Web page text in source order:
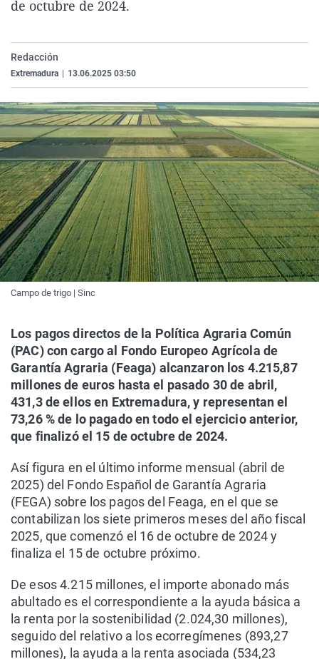
Operación Viuda
Navarra
País Vasco
de octubre de 2024.
Redacción
Extremadura 13.06.2025 03:50
Campo de trigo | Sinc
Los pagos directos de la Política Agraria Común
(PAC) con cargo al Fondo Europeo Agrícola de
Garantía Agraria (Feaga) alcanzaron los 4.215,87
millones de euros hasta el pasado 30 de abril,
431,3 de ellos en Extremadura, y representan el
73,26 % de lo pagado en todo el ejercicio anterior,
que finalizó el 15 de octubre de 2024.
Así figura en el último informe mensual (abril de
2025) del Fondo Español de Garantía Agraria
(FEGA) sobre los pagos del Feaga, en el que se
contabilizan los siete primeros meses del año fiscal
2025, que comenzó el 16 de octubre de 2024 y
finaliza el 15 de octubre próximo.
De esos 4.215 millones, el importe abonado más
abultado es el correspondiente a la ayuda básica a
la renta por la sostenibilidad (2.024,30 millones),
seguido del relativo a los ecorregímenes (893,27
millones), la ayuda a la renta asociada (534,23